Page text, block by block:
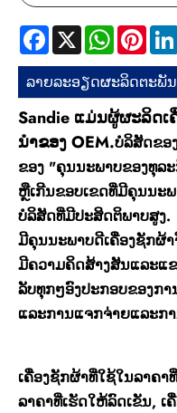
Facebook
X WhatsApp
ລາຍ​ລະ​ອຽດ​ຜະ​ລິດ​ຕະ​ພັນ
Sandie ແມ່ນຜູ້ຜະລິດ
ນໍາຂອງ OEM.ບໍລິສັດຂອ
ຂອງ "ຄຸນນະພາບຂອງທຸລ
ຫຼືເກີນຂອບເຂດທີ່ມີຄຸນນະ
ບໍລິສັດທີ່ມີປະສິດຕິພາບສູງ.
ມີຄຸນນະພາບດີເຄື່ອງຊັກຜ້
ມີຄວາມຄິດສ້າງສັນແລະແ
ລັບທຸກໆອົງປະກອບຂອງກ
ແລະການແຈກຈ່າຍແລະກ
ເຄື່ອງຊັກຜ້າທີ່ໃຊ້ໃນລາຄາ
ລາຄາທີ່ເຮັດໃຫ້ລົດເຂັນ, ເ